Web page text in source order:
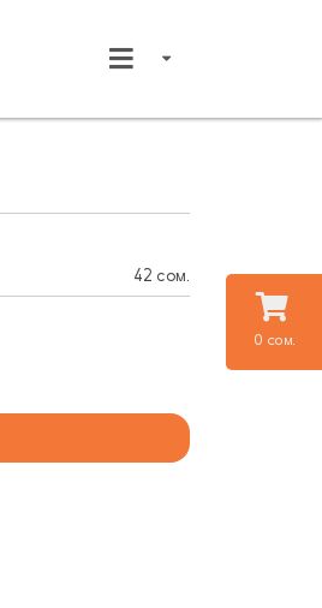
0 сом.
42 сом.